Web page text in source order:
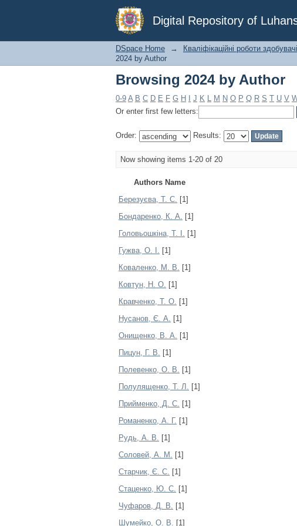
Digital Repository of
Browsing 2024 by Author
DSpace Home → Кваліфікаційні роботи
2024 by Author
Browsing 2024 by Author
0-9 A B C D E F G H J K L M N O P Q R S T U V
Or enter first few letters:
Order: Results:
Now showing items 1-20 of 20
Authors Name
Березуєва, Т. С. [1]
Бондаренко, К. А. [1]
Головьошкіна, Т. І. [1]
Гужва, О. І. [1]
Коваленко, М. В. [1]
Ковтун, Н. О. [1]
Кравченко, Т. О. [1]
Нyсанов, Є. А. [1]
Онищенко, В. А. [1]
Пицун, Г. В. [1]
Полевенко, О. В. [1]
Полулященко, Т. Л. [1]
Прийменко, Д. С. [1]
Романенко, А. Г. [1]
Рудь, А. В. [1]
Соловей, А. М. [1]
Старчик, Є. С. [1]
Стаценко, Ю. С. [1]
Чуфаров, Д. В. [1]
Шумейко, О. В. [1]